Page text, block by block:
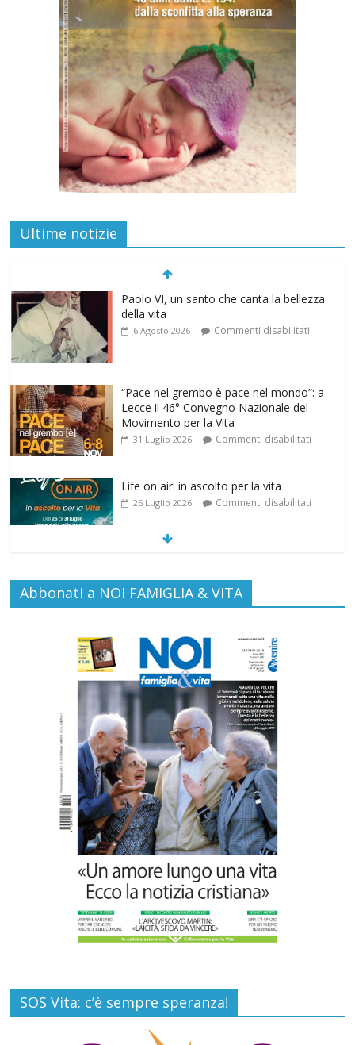
Ultime notizie
della vita
6 Agosto 2026
Lecce il 46° Convegno Nazionale del
Movimento per la Vita
31 Luglio 2026 Commenti disabilitati
26 Luglio 2026 Commenti disabilitati
Emilia Romagna al suicidio assistito per
legge
Gino Soldera nominato Membro della
“Hall of Honor Prenatal Sciences 2026”
16 Luglio 2026 Commenti disabilitati
Carlo Casini, “giusto” perché testimone
della carità sociale
7 Agosto 2026 Commenti disabilitati
Abbonati a NOI FAMIGLIA & VITA
SOS Vita: c’è sempre speranza!